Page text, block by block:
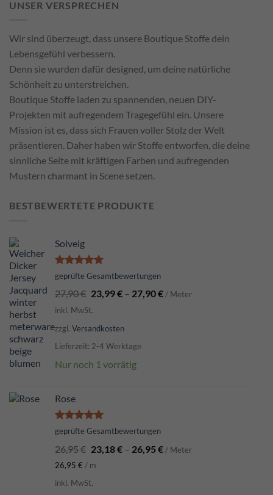
UNSER VERSPRECHEN
Wir sind überzeugt, dass unsere Boutique Stoffe dein
Lebensgefühl verbessern.
Denn sie wurden dafür designed, um deine natürliche
Schönheit zu unterstreichen.
Boutique Stoffe laden zu spannenden, neuen DIY-
Projekten mit aufregendem Tragegefühl ein. Unsere
Mission ist es, dass sich Frauen voller Stolz der Welt
präsentieren. Daher haben wir Stoffe entworfen, die deine
sinnliche Seite mit kräftigen Farben und aufregenden
Mustern charmant in Scene setzen.
BESTBEWERTETE PRODUKTE
Solveig
Bewertet
von 5
geprüfte Gesamtbewertungen
27,90€ 23,99€– 27,90€ / Meter
inkl. MwSt.
zzgl. Versandkosten
Lieferzeit: 2-4 Werktage
Nur noch 1 vorrätig
Rose
Bewertet
von 5
geprüfte Gesamtbewertungen
26,95€ 23,18€– 26,95€ / Meter
26,95 € / m
inkl. MwSt.